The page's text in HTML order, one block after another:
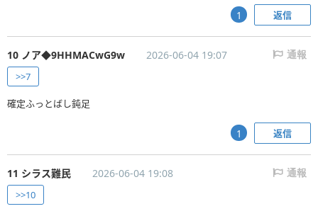
返信
1
10 ノア◆9HHMACwG9w 2026-06-04 19:07 通報
>>7
確定ふっとばし鈍足
返信
1
11 シラス難民 2026-06-04 19:08 通報
>>10